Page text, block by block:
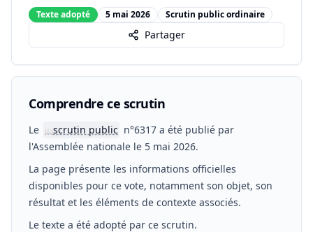
Texte adopté 5 mai 2026 Scrutin public ordinaire
Partager
Comprendre ce scrutin
Le 📖scrutin public n°6317 a été publié par
l'Assemblée nationale le 5 mai 2026.
La page présente les informations officielles
disponibles pour ce vote, notamment son objet, son
résultat et les éléments de contexte associés.
Le texte a été adopté par ce scrutin.